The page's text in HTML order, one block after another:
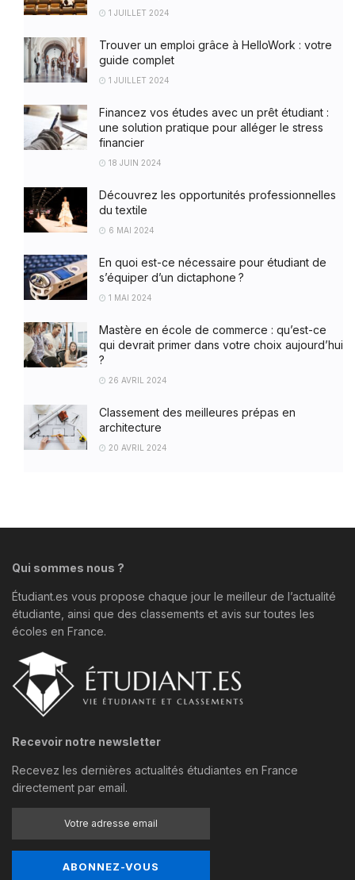
1 JUILLET 2024
Trouver un emploi grâce à HelloWork : votre
guide complet
1 JUILLET 2024
Financez vos études avec un prêt étudiant :
une solution pratique pour alléger le stress
financier
18 JUIN 2024
Découvrez les opportunités professionnelles
du textile
6 MAI 2024
En quoi est-ce nécessaire pour étudiant de
s’équiper d’un dictaphone ?
1 MAI 2024
Mastère en école de commerce : qu’est-ce
qui devrait primer dans votre choix aujourd’hui
?
26 AVRIL 2024
Classement des meilleures prépas en
architecture
20 AVRIL 2024
Qui sommes nous ?
Étudiant.es vous propose chaque jour le meilleur de l’actualité
étudiante, ainsi que des classements et avis sur toutes les
écoles en France.
Recevoir notre newsletter
Recevez les dernières actualités étudiantes en France
directement par email.